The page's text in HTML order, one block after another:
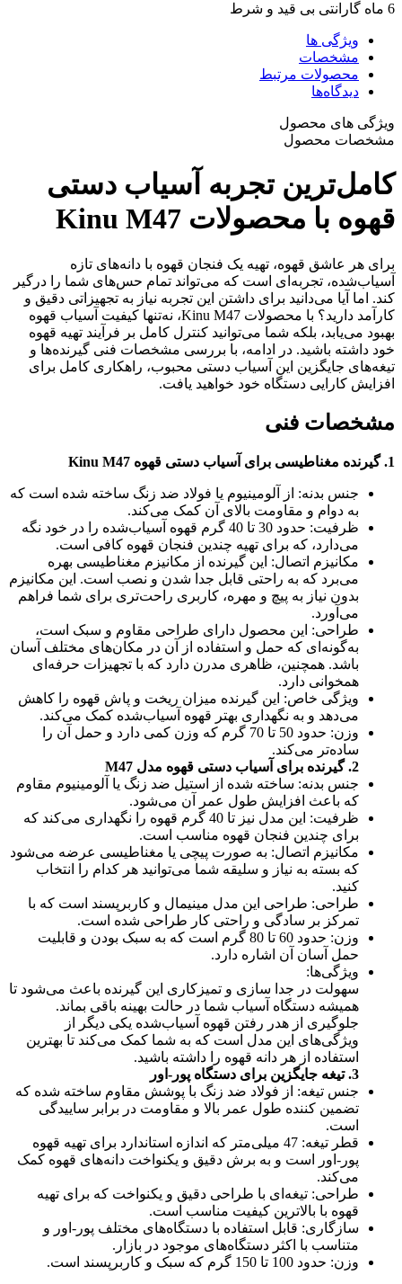
6 ماه گارانتی بی قید و شرط
ویژگی ها
مشخصات
محصولات مرتبط
دیدگاه‌ها
ویژگی های محصول
مشخصات محصول
کامل‌ترین تجربه آسیاب دستی
قهوه با محصولات Kinu M47
برای هر عاشق قهوه‌، تهیه یک فنجان قهوه با دانه‌های تازه
آسیاب‌شده، تجربه‌ای است که می‌تواند تمام حس‌های شما را درگیر
کند. اما آیا می‌دانید برای داشتن این تجربه نیاز به تجهیزاتی دقیق و
کارآمد دارید؟ با محصولات Kinu M47، نه‌تنها کیفیت آسیاب قهوه
بهبود می‌یابد، بلکه شما می‌توانید کنترل کامل بر فرآیند تهیه قهوه
خود داشته باشید. در ادامه، با بررسی مشخصات فنی گیرنده‌ها و
تیغه‌های جایگزین این آسیاب دستی محبوب، راهکاری کامل برای
افزایش کارایی دستگاه خود خواهید یافت.
مشخصات فنی
1. گیرنده مغناطیسی برای آسیاب دستی قهوه Kinu M47
جنس بدنه: از آلومینیوم یا فولاد ضد زنگ ساخته شده است که
به دوام و مقاومت بالای آن کمک می‌کند.
ظرفیت: حدود 30 تا 40 گرم قهوه آسیاب‌شده را در خود نگه
می‌دارد، که برای تهیه چندین فنجان قهوه کافی است.
مکانیزم اتصال: این گیرنده از مکانیزم مغناطیسی بهره
می‌برد که به راحتی قابل جدا شدن و نصب است. این مکانیزم
بدون نیاز به پیچ و مهره، کاربری راحت‌تری برای شما فراهم
می‌آورد.
طراحی: این محصول دارای طراحی مقاوم و سبک است،
به‌گونه‌ای که حمل و استفاده از آن در مکان‌های مختلف آسان
باشد. همچنین، ظاهری مدرن دارد که با تجهیزات حرفه‌ای
همخوانی دارد.
ویژگی خاص: این گیرنده میزان ریخت و پاش قهوه را کاهش
می‌دهد و به نگهداری بهتر قهوه آسیاب‌شده کمک می‌کند.
وزن: حدود 50 تا 70 گرم که وزن کمی دارد و حمل آن را
ساده‌تر می‌کند.
2. گیرنده برای آسیاب دستی قهوه مدل M47
جنس بدنه: ساخته شده از استیل ضد زنگ یا آلومینیوم مقاوم
که باعث افزایش طول عمر آن می‌شود.
ظرفیت: این مدل نیز تا 40 گرم قهوه را نگهداری می‌کند که
برای چندین فنجان قهوه مناسب است.
مکانیزم اتصال: به صورت پیچی یا مغناطیسی عرضه می‌شود
که بسته به نیاز و سلیقه شما می‌توانید هر کدام را انتخاب
کنید.
طراحی: طراحی این مدل مینیمال و کاربرپسند است که با
تمرکز بر سادگی و راحتی کار طراحی شده است.
وزن: حدود 60 تا 80 گرم است که به سبک بودن و قابلیت
حمل آسان آن اشاره دارد.
ویژگی‌ها:
سهولت در جدا سازی و تمیزکاری این گیرنده باعث می‌شود تا
همیشه دستگاه آسیاب شما در حالت بهینه باقی بماند.
جلوگیری از هدر رفتن قهوه آسیاب‌شده یکی دیگر از
ویژگی‌های این مدل است که به شما کمک می‌کند تا بهترین
استفاده از هر دانه قهوه را داشته باشید.
3. تیغه جایگزین برای دستگاه پور-اور
جنس تیغه: از فولاد ضد زنگ با پوشش مقاوم ساخته شده که
تضمین کننده طول عمر بالا و مقاومت در برابر ساییدگی
است.
قطر تیغه: 47 میلی‌متر که اندازه استاندارد برای تهیه قهوه
پور-اور است و به برش دقیق و یکنواخت دانه‌های قهوه کمک
می‌کند.
طراحی: تیغه‌ای با طراحی دقیق و یکنواخت که برای تهیه
قهوه با بالاترین کیفیت مناسب است.
سازگاری: قابل استفاده با دستگاه‌های مختلف پور-اور و
متناسب با اکثر دستگاه‌های موجود در بازار.
وزن: حدود 100 تا 150 گرم که سبک و کاربرپسند است.